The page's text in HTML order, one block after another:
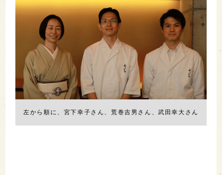
左から順に、宮下幸子さん、荒巻吉男さん、武田幸大さん